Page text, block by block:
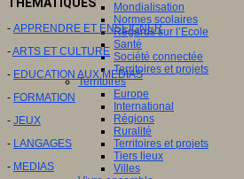
Mondialisation
Normes scolaires
Regards sur l’Ecole
Santé
Société connectée
Territoires et projets
Territoires
Europe
International
Régions
Ruralité
Territoires et projets
Tiers lieux
Villes
- APPRENDRE ET ENSEIGNER
-ARTS ET CULTURE
- EDUCATION AUX MEDIAS
- FORMATION
- JEUX
- LANGAGES
- MEDIAS